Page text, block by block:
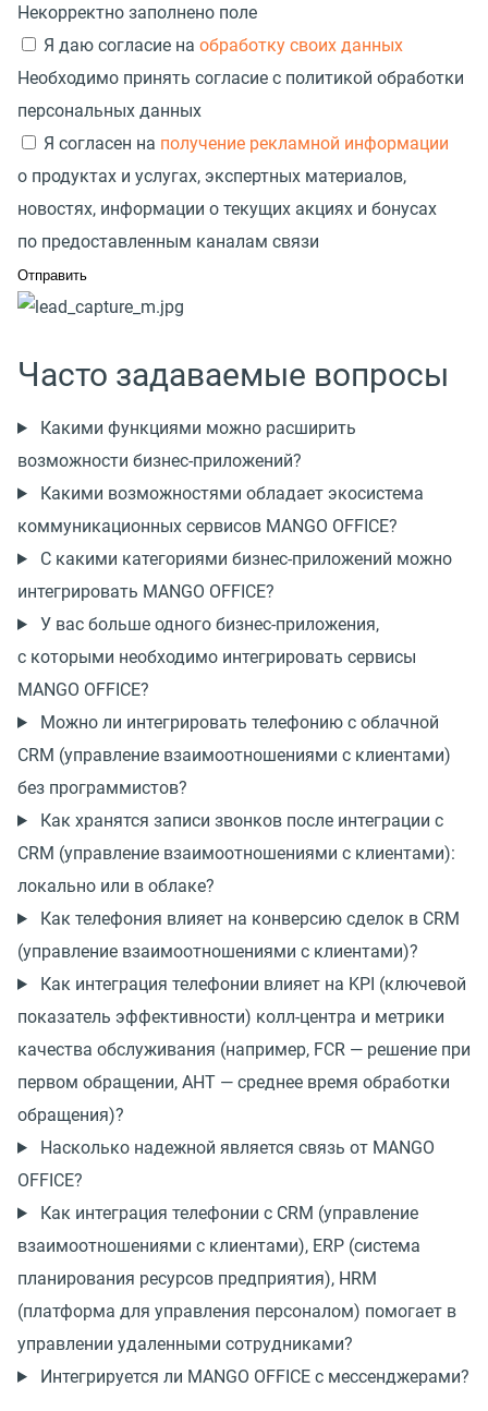
Некорректно заполнено поле
Я даю согласие на обработку своих данных
Необходимо принять согласие с политикой обработки
персональных данных
Я согласен на получение рекламной информации
о продуктах и услугах, экспертных материалов,
новостях, информации о текущих акциях и бонусах
по предоставленным каналам связи
Часто задаваемые вопросы
Какими функциями можно расширить
возможности бизнес-приложений?
Какими возможностями обладает экосистема
коммуникационных сервисов MANGO OFFICE?
С какими категориями бизнес-приложений можно
интегрировать MANGO OFFICE?
У вас больше одного бизнес-приложения,
с которыми необходимо интегрировать сервисы
MANGO OFFICE?
Можно ли интегрировать телефонию с облачной
CRM (управление взаимоотношениями с клиентами)
без программистов?
Как хранятся записи звонков после интеграции с
CRM (управление взаимоотношениями с клиентами):
локально или в облаке?
Как телефония влияет на конверсию сделок в CRM
(управление взаимоотношениями с клиентами)?
Как интеграция телефонии влияет на KPI (ключевой
показатель эффективности) колл-центра и метрики
качества обслуживания (например, FCR — решение при
первом обращении, AHT — среднее время обработки
обращения)?
Насколько надежной является связь от MANGO
OFFICE?
Как интеграция телефонии с CRM (управление
взаимоотношениями с клиентами), ERP (система
планирования ресурсов предприятия), HRM
(платформа для управления персоналом) помогает в
управлении удаленными сотрудниками?
Интегрируется ли MANGO OFFICE с мессенджерами?